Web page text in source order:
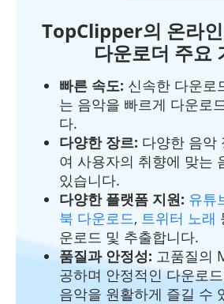
TopClipper의 온라
다운로더 주요
빠른 속도: 신속한 다운로
는 음악을 빠르게 다운로
다.
다양한 장르: 다양한 음악
여 사용자의 취향에 맞는
있습니다.
다양한 플랫폼 지원: 유튜
북 다운로드, 트위터 노래
운로드 및 추출합니다.
품질과 안정성: 고품질의
공하며 안정적인 다운로
음악을 원활하게 즐길 수